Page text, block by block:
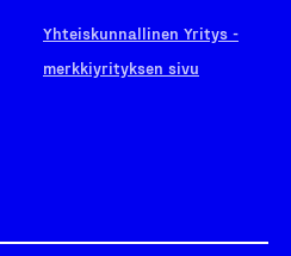
Yhteiskunnallinen Yritys -
merkkiyrityksen sivu